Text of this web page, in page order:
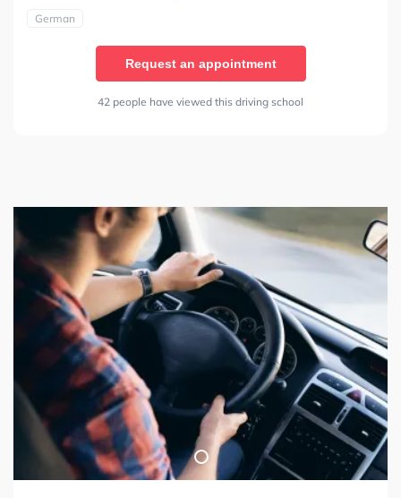
German
Request an appointment
42 people have viewed this driving school